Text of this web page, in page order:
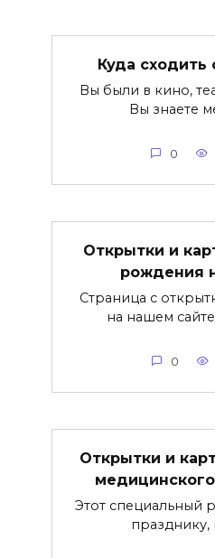
Куда
Вы были в кино,
Вы знаете
0
Открытки и
рождения
Страница с
на нашем
0
Открытки и
Этот специальный